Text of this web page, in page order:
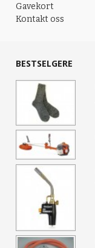
Gavekort
Kontakt oss
BESTSELGERE